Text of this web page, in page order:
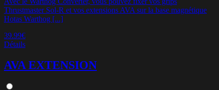
Thrustmaster Sol-R et vos extensions AVA sur la base magnétique
Hotas Warthog [...]
39.99€
Détails
AVA EXTENSION